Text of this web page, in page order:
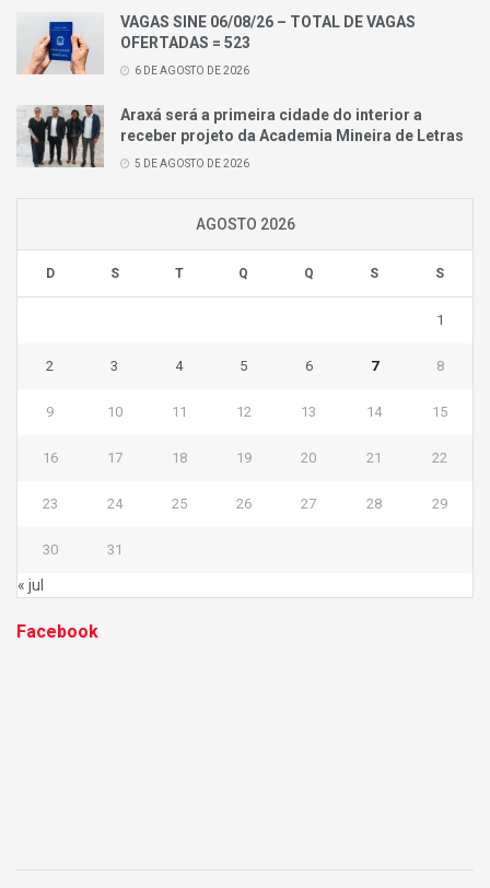
VAGAS SINE 06/08/26 – TOTAL DE VAGAS
OFERTADAS = 523
6 DE AGOSTO DE 2026
Araxá será a primeira cidade do interior a
receber projeto da Academia Mineira de Letras
5 DE AGOSTO DE 2026
AGOSTO 2026
D S T Q Q S S
1
2 3 4 5 6 7 8
9 10 11 12 13 14 15
16 17 18 19 20 21 22
23 24 25 26 27 28 29
30 31
« jul
Facebook